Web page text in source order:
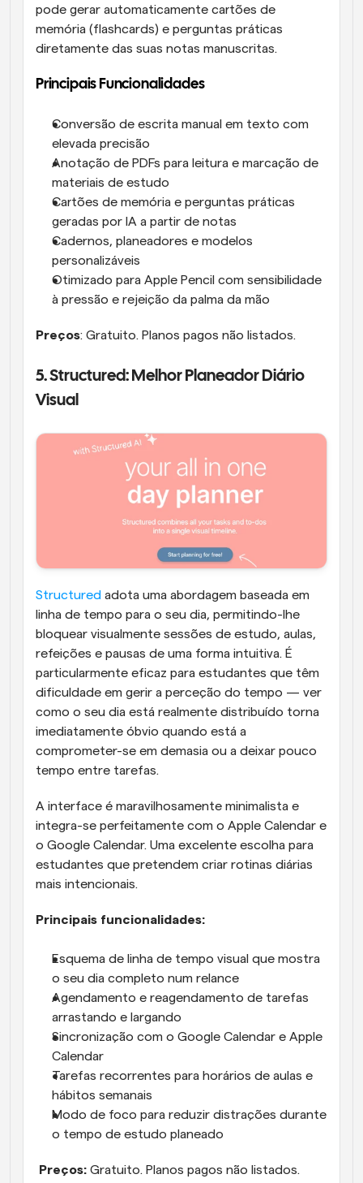
pode gerar automaticamente cartões de
memória (flashcards) e perguntas práticas
diretamente das suas notas manuscritas.
Principais Funcionalidades
Conversão de escrita manual em texto com
elevada precisão
Anotação de PDFs para leitura e marcação de
materiais de estudo
Cartões de memória e perguntas práticas
geradas por IA a partir de notas
Cadernos, planeadores e modelos
personalizáveis
Otimizado para Apple Pencil com sensibilidade
à pressão e rejeição da palma da mão
Preços: Gratuito. Planos pagos não listados.
5. Structured: Melhor Planeador Diário
Visual
Structured adota uma abordagem baseada em
linha de tempo para o seu dia, permitindo-lhe
bloquear visualmente sessões de estudo, aulas,
refeições e pausas de uma forma intuitiva. É
particularmente eficaz para estudantes que têm
dificuldade em gerir a perceção do tempo — ver
como o seu dia está realmente distribuído torna
imediatamente óbvio quando está a
comprometer-se em demasia ou a deixar pouco
tempo entre tarefas.
A interface é maravilhosamente minimalista e
integra-se perfeitamente com o Apple Calendar e
o Google Calendar. Uma excelente escolha para
estudantes que pretendem criar rotinas diárias
mais intencionais.
Principais funcionalidades:
Esquema de linha de tempo visual que mostra
o seu dia completo num relance
Agendamento e reagendamento de tarefas
arrastando e largando
Sincronização com o Google Calendar e Apple
Calendar
Tarefas recorrentes para horários de aulas e
hábitos semanais
Modo de foco para reduzir distrações durante
o tempo de estudo planeado
Preços: Gratuito. Planos pagos não listados.